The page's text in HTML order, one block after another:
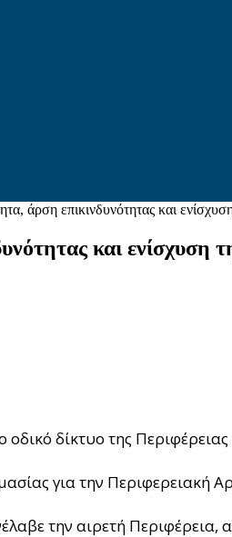
άρση επικινδυνότητας και
και ενίσχυση
δίκτυο της Περιφέρειας
για την Περιφερειακή
την αιρετή Περιφέρεια,